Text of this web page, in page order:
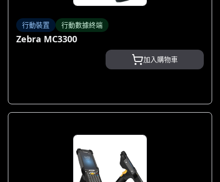
行動裝置 行動數據終端
Zebra MC3300
加入購物車